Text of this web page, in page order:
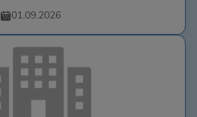
01.09.2026